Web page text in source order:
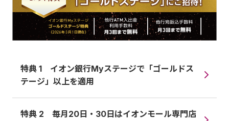
特典 1 イオン銀行Myステージで「ゴールドス
テージ」以上を適用
特典 2 毎月20日・30日はイオンモール専門店